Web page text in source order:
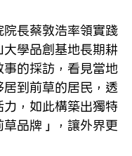
長蔡敦浩率領實踐
學品創基地長期耕
的採訪，看見當地
到前草的居民，透
，如此構築出獨特
品牌」，讓外界更